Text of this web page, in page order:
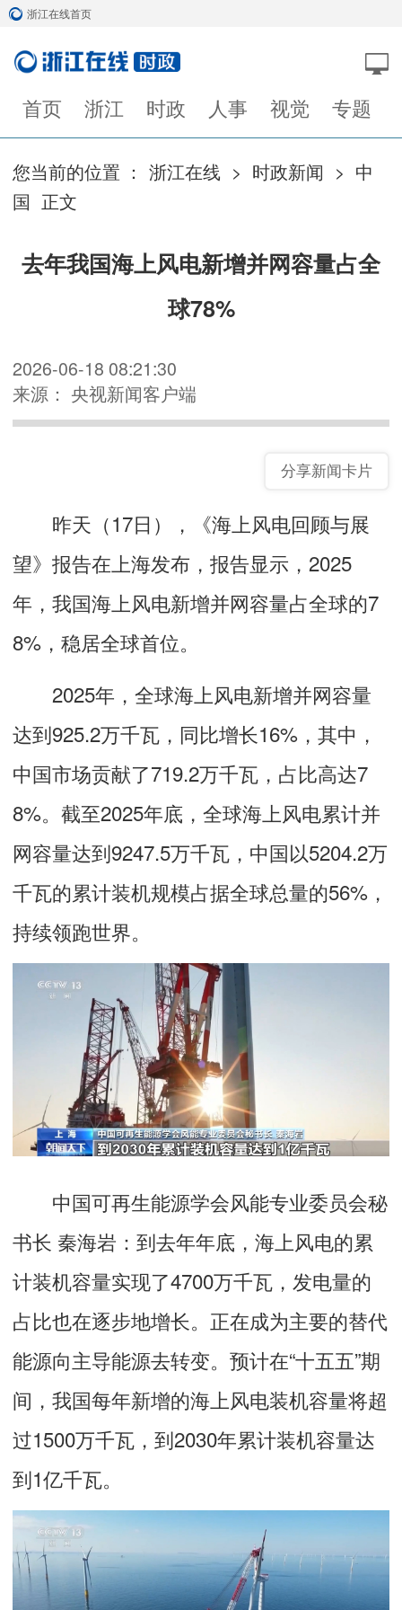
浙江在线首页
首页 浙江 时政 人事 视觉 专题
您当前的位置 ： 浙江在线 > 时政新闻 > 中
国 正文
去年我国海上风电新增并网容量占全
球78%
2026-06-18 08:21:30
来源： 央视新闻客户端
分享新闻卡片
昨天（17日），《海上风电回顾与展
望》报告在上海发布，报告显示，2025
年，我国海上风电新增并网容量占全球的7
8%，稳居全球首位。
2025年，全球海上风电新增并网容量
达到925.2万千瓦，同比增长16%，其中，
中国市场贡献了719.2万千瓦，占比高达7
8%。截至2025年底，全球海上风电累计并
网容量达到9247.5万千瓦，中国以5204.2万
千瓦的累计装机规模占据全球总量的56%，
持续领跑世界。
中国可再生能源学会风能专业委员会秘
书长 秦海岩： 到去年年底，海上风电的累
计装机容量实现了4700万千瓦，发电量的
占比也在逐步地增长。正在成为主要的替代
能源向主导能源去转变。预计在“十五五”期
间，我国每年新增的海上风电装机容量将超
过1500万千瓦，到2030年累计装机容量达
到1亿千瓦。